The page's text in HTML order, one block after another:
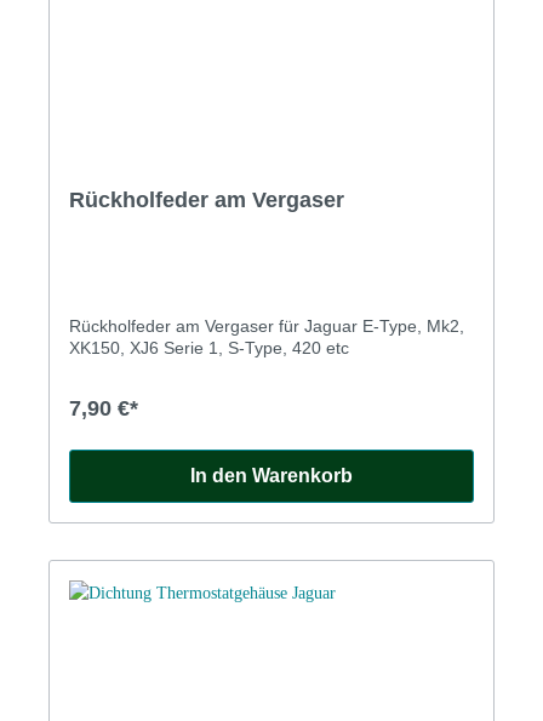
Rückholfeder am Vergaser
Rückholfeder am Vergaser für Jaguar E-Type, Mk2,
XK150, XJ6 Serie 1, S-Type, 420 etc
7,90 €*
In den Warenkorb